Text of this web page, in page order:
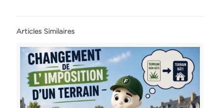
Articles Similaires